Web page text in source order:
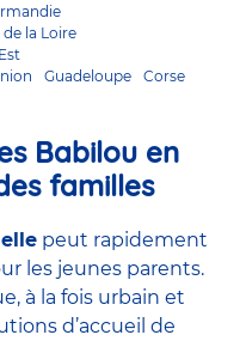
de la Loire
Guadeloupe Corse
Babilou en
familles
peut rapidement
les jeunes parents.
à la fois urbain et
d’accueil de